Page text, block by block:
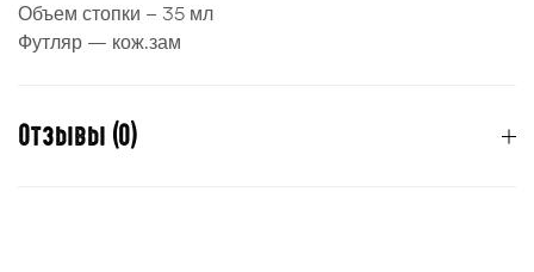
Объем стопки – 35 мл
Футляр — кож.зам
Отзывы (0)